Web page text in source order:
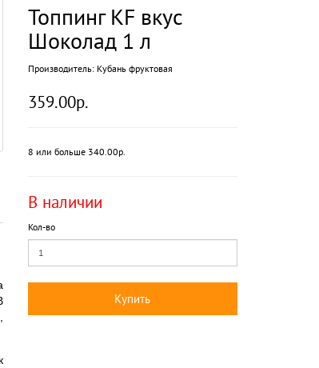
Топпинг KF вкус
Шоколад 1 л
Производитель: Кубань фруктовая
359.00р.
8 или больше 340.00р.
В наличии
Кол-во
Купить